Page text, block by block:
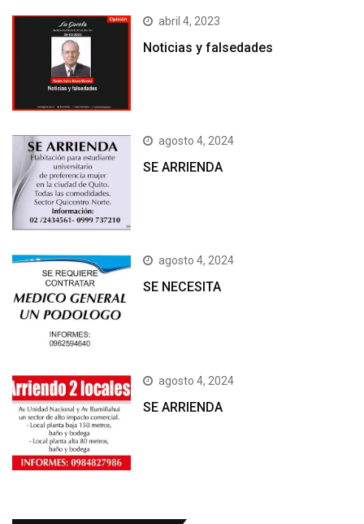
abril 4, 2023
Noticias y falsedades
agosto 4, 2024
SE ARRIENDA
agosto 4, 2024
SE NECESITA
agosto 4, 2024
SE ARRIENDA